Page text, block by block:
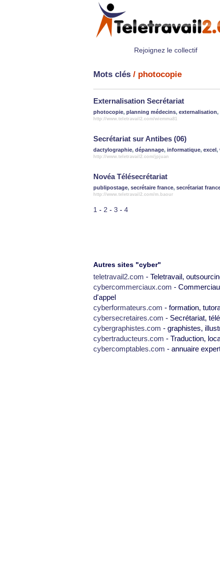
Rejoignez le collectif
Mots clés / photocopie
Externalisation Secrétariat
photocopie, planning médecins, externalisation,
http://www.teletravail2.com/wiemma81
Secrétariat sur Antibes (06)
dactylographie, dépannage, informatique, excel,
http://www.teletravail2.com/jpjuan
Novéa Télésecrétariat
publipostage, secrétaire france, secrétariat
http://www.teletravail2.com/m.baour
1 - 2 - 3 - 4
Autres sites "cyber"
teletravail2.com - Teletravail,
cybercommerciaux.com -
d'appel
cyberformateurs.com - formation,
cybersecretaires.com - Secrétariat,
cybergraphistes.com - graphistes,
cybertraducteurs.com - Traduction,
cybercomptables.com - annuaire